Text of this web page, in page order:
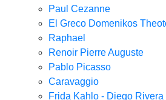
Paul Cezanne
El Greco Domenikos
Raphael
Renoir Pierre Auguste
Pablo Picasso
Caravaggio
Frida Kahlo - Diego Rivera